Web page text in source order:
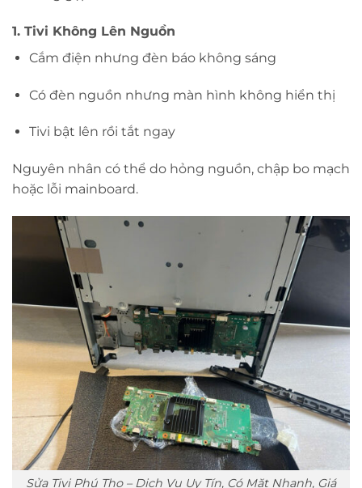
1. Tivi Không Lên Nguồn
Cắm điện nhưng đèn báo không sáng
Có đèn nguồn nhưng màn hình không hiển thị
Tivi bật lên rồi tắt ngay
Nguyên nhân có thể do hỏng nguồn, chập bo mạch
hoặc lỗi mainboard.
Sửa Tivi Phú Thọ – Dịch Vụ Uy Tín, Có Mặt Nhanh, Giá